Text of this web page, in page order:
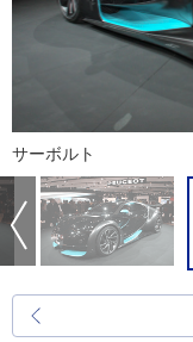
サーボルト